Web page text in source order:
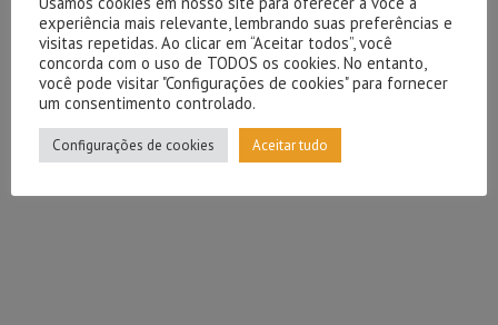
experiência mais relevante, lembrando suas preferências e
visitas repetidas. Ao clicar em “Aceitar todos”, você
concorda com o uso de TODOS os cookies. No entanto,
você pode visitar "Configurações de cookies" para fornecer
um consentimento controlado.
Configurações de cookies Aceitar tudo